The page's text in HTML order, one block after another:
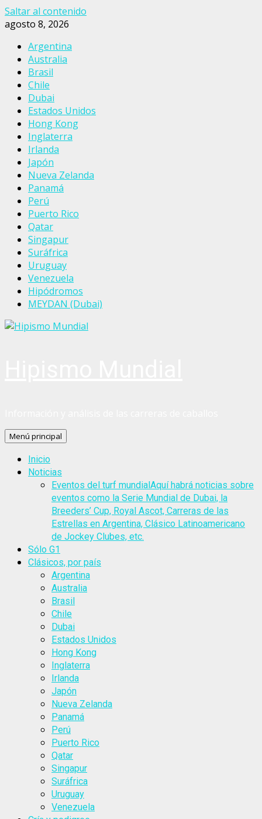
Saltar al contenido
agosto 8, 2026
Argentina
Australia
Brasil
Chile
Dubai
Estados Unidos
Hong Kong
Inglaterra
Irlanda
Japón
Nueva Zelanda
Panamá
Perú
Puerto Rico
Qatar
Singapur
Suráfrica
Uruguay
Venezuela
Hipódromos
MEYDAN (Dubai)
Menú principal
Inicio
Noticias
Eventos del turf mundialAquí habrá noticias sobre
eventos como la Serie Mundial de Dubai, la
Breeders’ Cup, Royal Ascot, Carreras de las
Estrellas en Argentina, Clásico Latinoamericano
de Jockey Clubes, etc.
Sólo G1
Clásicos, por país
Argentina
Australia
Brasil
Chile
Dubai
Estados Unidos
Hong Kong
Inglaterra
Irlanda
Japón
Nueva Zelanda
Panamá
Perú
Puerto Rico
Qatar
Singapur
Suráfrica
Uruguay
Venezuela